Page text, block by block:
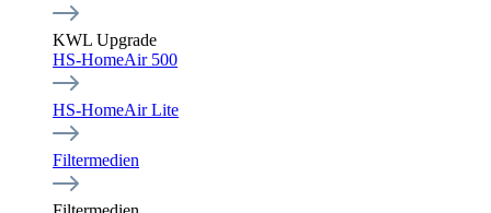
KWL Upgrade
HS-HomeAir 500
HS-HomeAir Lite
Filtermedien